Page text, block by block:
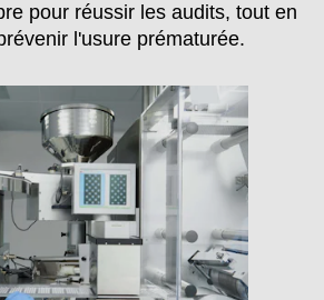
pour réussir les audits, tout en
l'usure prématurée.